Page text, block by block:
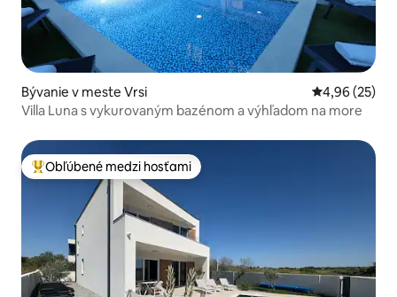
Bývanie v meste Vrsi Priemerné
4,96 (25)
Villa Luna s vykurovaným bazénom a výhľadom na more
Najobľúbenejšie medzi hosťami
Obľúbené medzi hosťami